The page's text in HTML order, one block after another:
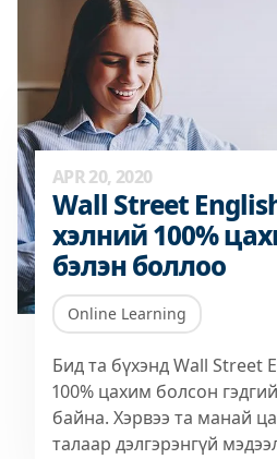
APR 20, 2020
Wall Street
хэлний 100%
бэлэн боллоо
Online Learning
Бид та бүхэнд Wall Street
100% цахим болсон
байна. Хэрвээ та манай
талаар дэлгэрэнгүй